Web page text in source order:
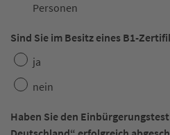
Personen
Sind Sie im Besitz eines B1-
ja
nein
Haben Sie den